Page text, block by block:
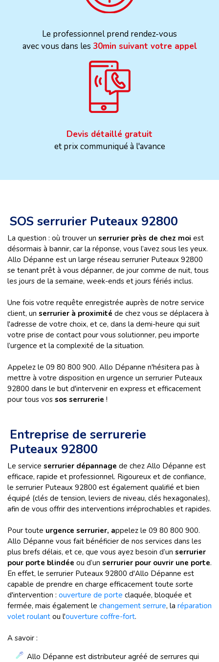
Le professionnel prend rendez-vous
avec vous dans les 30min suivant votre appel
Devis détaillé gratuit
et prix communiqué à l'avance
SOS serrurier Puteaux 92800
La question : où trouver un serrurier près de chez moi est
désormais à bannir, car la réponse, vous l’avez sous les yeux.
Allo Dépanne est un large réseau serrurier Puteaux 92800
se tenant prêt à vous dépanner, de jour comme de nuit, tous
les jours de la semaine, week-ends et jours fériés inclus.
Une fois votre requête enregistrée auprès de notre service
client, un serrurier à proximité de chez vous se déplacera à
l'adresse de votre choix, et ce, dans la demi-heure qui suit
votre prise de contact pour vous solutionner, peu importe
l’urgence et la complexité de la situation.
Appelez le 09 80 800 900. Allo Dépanne n'hésitera pas à
mettre à votre disposition en urgence un serrurier Puteaux
92800 dans le but d'intervenir en express et efficacement
pour tous vos sos serrurerie !
Entreprise de serrurerie
Puteaux 92800
Le service serrurier dépannage de chez Allo Dépanne est
efficace, rapide et professionnel. Rigoureux et de confiance,
le serrurier Puteaux 92800 est également qualifié et bien
équipé (clés de tension, leviers de niveau, clés hexagonales),
afin de vous offrir des interventions irréprochables et rapides.
Pour toute urgence serrurier, appelez le 09 80 800 900.
Allo Dépanne vous fait bénéficier de nos services dans les
plus brefs délais, et ce, que vous ayez besoin d’un serrurier
pour porte blindée ou d’un serrurier pour ouvrir une porte.
En effet, le serrurier Puteaux 92800 d'Allo Dépanne est
capable de prendre en charge efficacement toute sorte
d'intervention : ouverture de porte claquée, bloquée et
fermée, mais également le changement serrure, la réparation
volet roulant ou l'ouverture coffre-fort.
A savoir :
Allo Dépanne est distributeur agréé de serrures qui